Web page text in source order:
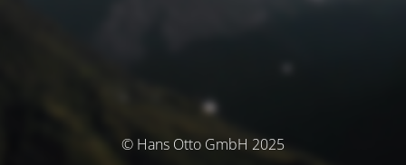
© Hans Otto GmbH 2025